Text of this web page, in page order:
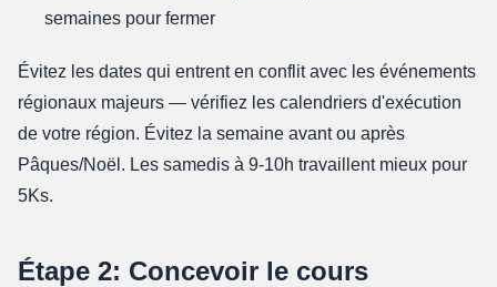
semaines pour fermer
Évitez les dates qui entrent en conflit avec les événements
régionaux majeurs — vérifiez les calendriers d'exécution
de votre région. Évitez la semaine avant ou après
Pâques/Noël. Les samedis à 9-10h travaillent mieux pour
5Ks.
Étape 2: Concevoir le cours